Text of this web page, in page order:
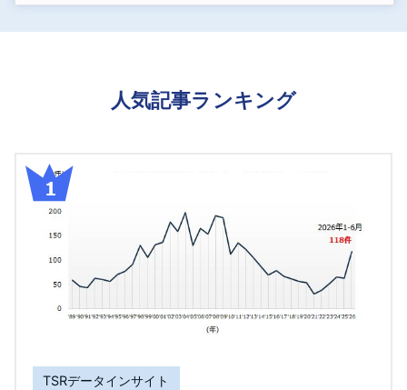
人気記事ランキング
TSRデータインサイト